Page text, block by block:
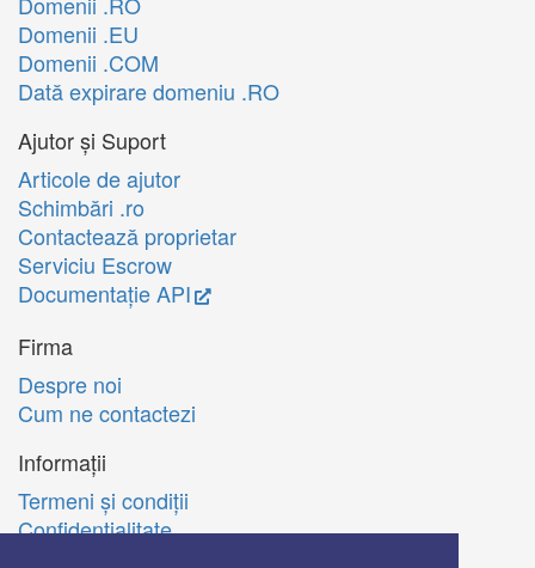
Domenii .EU
Domenii .COM
Dată expirare domeniu .RO
Ajutor și Suport
Articole de ajutor
Schimbări .ro
Contactează proprietar
Serviciu Escrow
Documentație API
Firma
Despre noi
Cum ne contactezi
Informații
Termeni şi condiţii
Confidenţialitate